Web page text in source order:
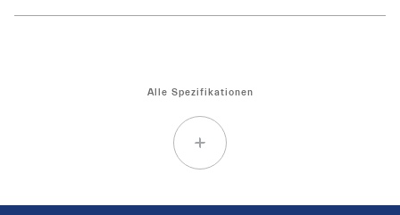
Alle Spezifikationen